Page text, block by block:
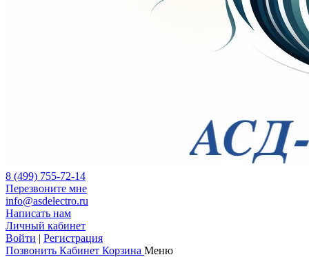
8 (499) 755-72-14
Перезвоните мне
info@asdelectro.ru
Написать нам
Личный кабинет
Войти | Регистрация
Позвонить Кабинет Корзина Меню